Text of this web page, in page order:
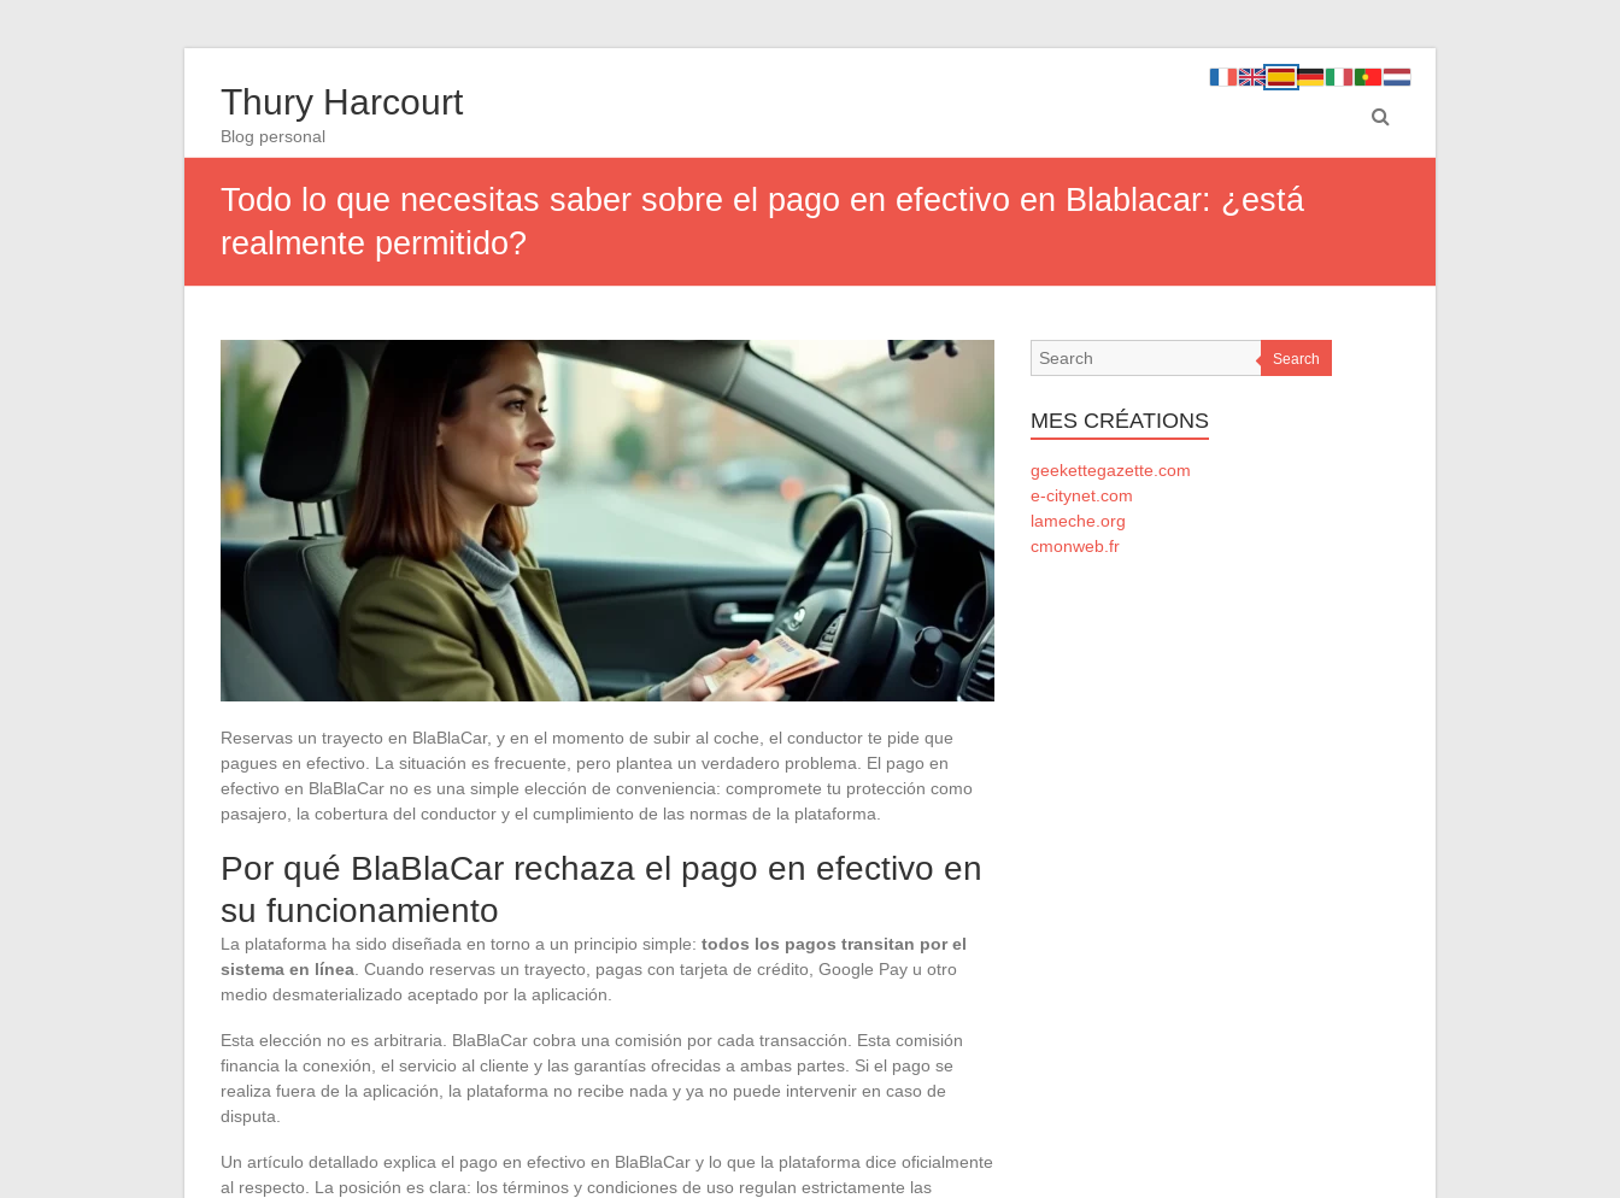
Thury Harcourt
Blog personal
Todo lo que necesitas saber sobre el pago en efectivo en Blablacar: ¿está
realmente permitido?
Reservas un trayecto en BlaBlaCar, y en el momento de subir al coche, el conductor te pide que
pagues en efectivo. La situación es frecuente, pero plantea un verdadero problema. El pago en
efectivo en BlaBlaCar no es una simple elección de conveniencia: compromete tu protección como
pasajero, la cobertura del conductor y el cumplimiento de las normas de la plataforma.
Por qué BlaBlaCar rechaza el pago en efectivo en
su funcionamiento
La plataforma ha sido diseñada en torno a un principio simple: todos los pagos transitan por el
sistema en línea . Cuando reservas un trayecto, pagas con tarjeta de crédito, Google Pay u otro
medio desmaterializado aceptado por la aplicación.
Esta elección no es arbitraria. BlaBlaCar cobra una comisión por cada transacción. Esta comisión
financia la conexión, el servicio al cliente y las garantías ofrecidas a ambas partes. Si el pago se
realiza fuera de la aplicación, la plataforma no recibe nada y ya no puede intervenir en caso de
disputa.
Un artículo detallado explica el pago en efectivo en BlaBlaCar y lo que la plataforma dice oficialmente
al respecto. La posición es clara: los términos y condiciones de uso regulan estrictamente las
Search
MES CRÉATIONS
geekettegazette.com
e-citynet.com
lameche.org
cmonweb.fr